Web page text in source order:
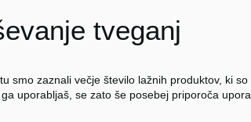
tveganj
smo zaznali večje število lažnih produktov, ki
uporabljaš, se zato še posebej priporoča